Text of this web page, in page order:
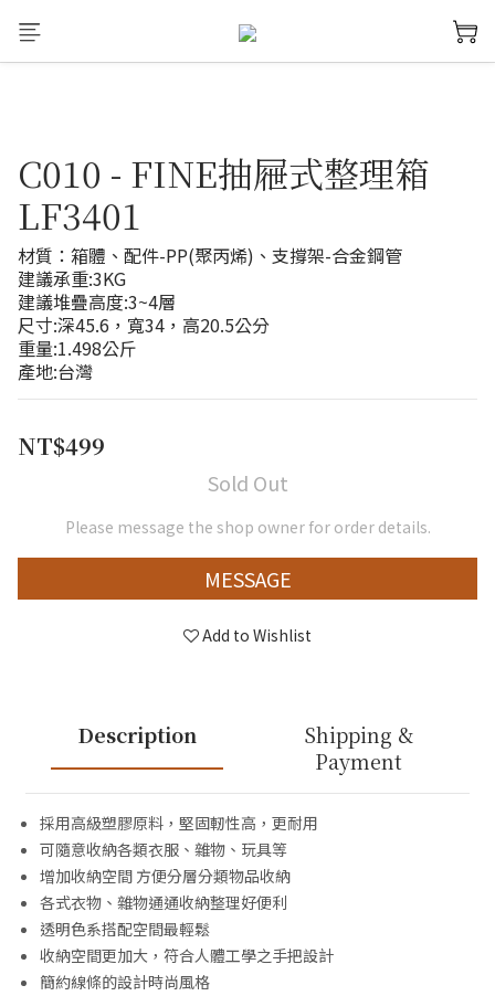
C010 - FINE抽屜式整理箱
LF3401
材質：箱體、配件-PP(聚丙烯)、支撐架-合金鋼管
建議承重:3KG
建議堆疊高度:3~4層
尺寸:深45.6，寬34，高20.5公分
重量:1.498公斤
產地:台灣
NT$499
Sold Out
Please message the shop owner for order details.
MESSAGE
Add to Wishlist
Description
Shipping &
Payment
採用高級塑膠原料，堅固軔性高，更耐用
可隨意收納各類衣服、雜物、玩具等
增加收納空間 方便分層分類物品收納
各式衣物、雜物通通收納整理好便利
透明色系搭配空間最輕鬆
收納空間更加大，符合人體工學之手把設計
簡約線條的設計時尚風格